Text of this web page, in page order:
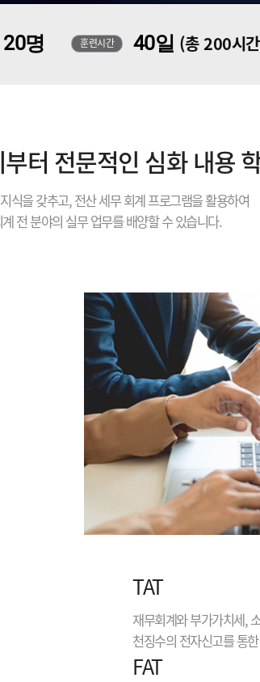
20명 훈련시간 40일 (총 200시
터 전문적인 심화 내용
식을 갖추고, 전산 세무 회계 프로그램을 활용하여
전 분야의 실무 업무를 배양할 수 있습니다.
TAT
재무회계와 부가가치세,
천징수의 전자신고를 통
FAT